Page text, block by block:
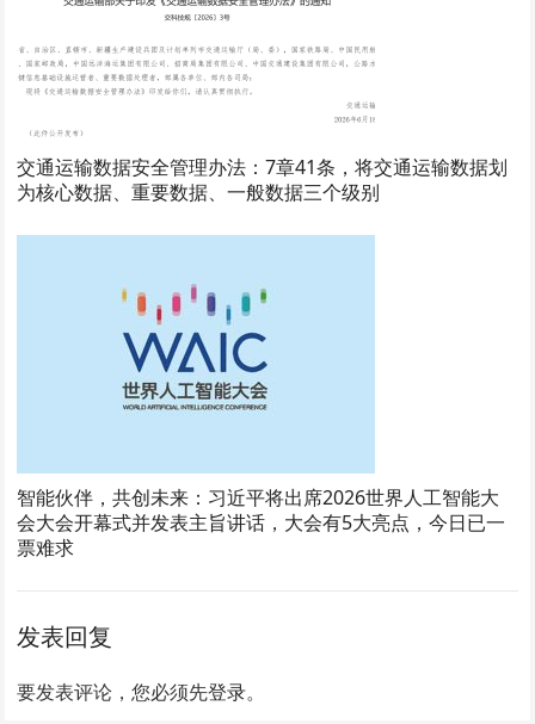
交通运输数据安全管理办法：7章41条，将交通运输数据划
为核心数据、重要数据、一般数据三个级别
智能伙伴，共创未来：习近平将出席2026世界人工智能大
会大会开幕式并发表主旨讲话，大会有5大亮点，今日已一
票难求
发表回复
要发表评论，您必须先登录。